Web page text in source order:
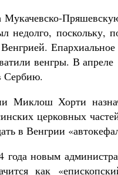
Мукачевско-
недолго, поскольку,
венгры. В
Сербию.
Миклош Хорти
церковных
в Венгрии
года новым
как